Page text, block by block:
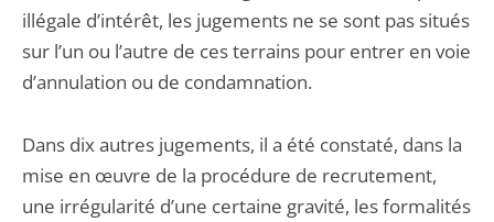
illégale d’intérêt, les jugements ne se sont pas situés
sur l’un ou l’autre de ces terrains pour entrer en voie
d’annulation ou de condamnation.
Dans dix autres jugements, il a été constaté, dans la
mise en œuvre de la procédure de recrutement,
une irrégularité d’une certaine gravité, les formalités